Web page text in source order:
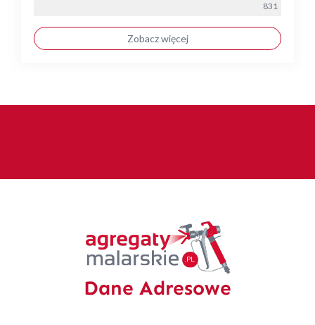
831
Zobacz więcej
Dane Adresowe